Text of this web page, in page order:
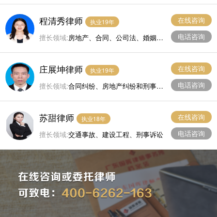
程清秀律师 执业19年
擅长领域:房地产、合同、公司法、婚姻家
在线咨询
电话咨询
庄展坤律师 执业19年
擅长领域:合同纠纷、房地产纠纷和刑事诉
在线咨询
电话咨询
苏甜律师 执业18年
擅长领域:交通事故、建设工程、刑事诉讼
在线咨询
电话咨询